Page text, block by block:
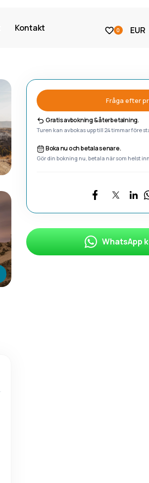
Kontakt 0 EUR
Fråga efter
Gratis avbokning & återbetalning.
Turen kan avbokas upp till 24 timmar före
Boka nu och betala senare.
Gör din bokning nu, betala när som helst
WhatsApp